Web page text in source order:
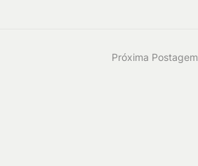
Próxima Postagem